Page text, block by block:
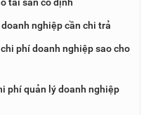
nghiệp cần chi trả
phí doanh nghiệp sao cho
phí quản lý doanh nghiệp